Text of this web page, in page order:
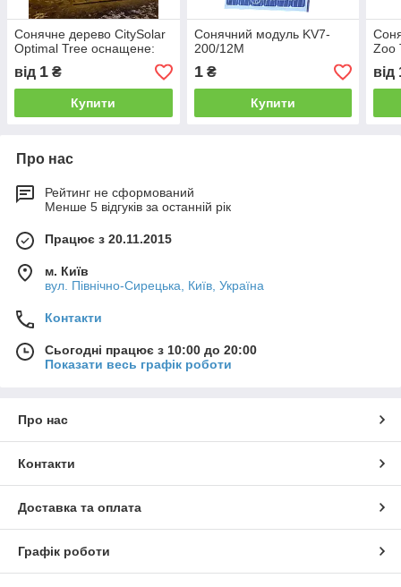
Сонячне дерево CitySolar
Optimal Tree оснащене:
від 1 ₴
Купити
Сонячний модуль KV7-
200/12М
1₴
Купити
Zoo
від
Про нас
Рейтинг не сформований
Менше 5 відгуків за останній рік
Працює з 20.11.2015
м. Київ
вул. Північно-Сирецька, Київ, Україна
Контакти
Сьогодні працює з 10:00 до 20:00
Показати весь графік роботи
Про нас
Контакти
Доставка та оплата
Графік роботи